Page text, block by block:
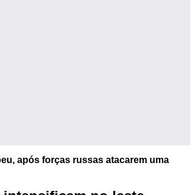
após forças russas atacarem uma